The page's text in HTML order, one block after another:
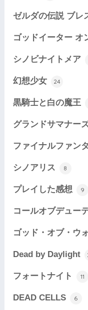
ゼルダの伝説 ブレ
ゴッドイーター オ
シノビナイトメア
幻想少女 24
黒騎士と白の魔王
グランドサマナー
ファイナルファン
シノアリス 8
プレイした感想 9
コールオブデュー
ゴッド・オブ・ウ
Dead by Daylight
フォートナイト 11
DEAD CELLS 6